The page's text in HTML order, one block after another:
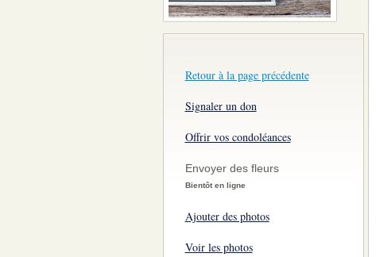
Retour à la page précédente
Signaler un don
Offrir vos condoléances
Envoyer des fleurs
Bientôt en ligne
Ajouter des photos
Voir les photos